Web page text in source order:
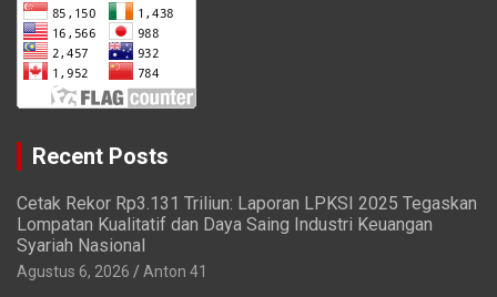
Recent Posts
Cetak Rekor Rp3.131 Triliun: Laporan LPKSI 2025 Tegaskan
Lompatan Kualitatif dan Daya Saing Industri Keuangan
Syariah Nasional
Agustus 6, 2026 Anton 41